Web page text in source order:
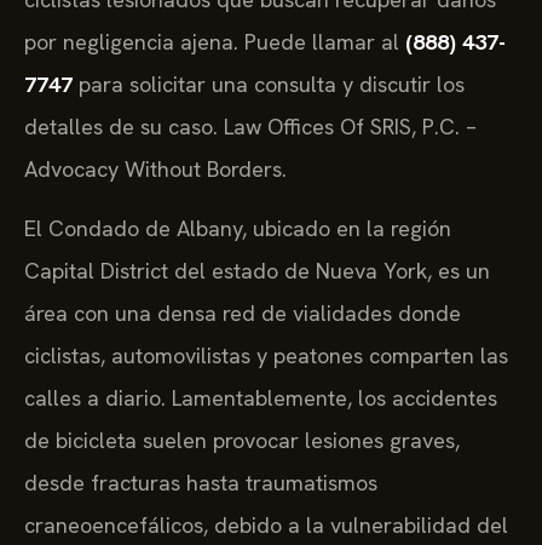
por negligencia ajena. Puede llamar al (888) 437-
7747 para solicitar una consulta y discutir los
detalles de su caso. Law Offices Of SRIS, P.C. –
Advocacy Without Borders.
El Condado de Albany, ubicado en la región
Capital District del estado de Nueva York, es un
área con una densa red de vialidades donde
ciclistas, automovilistas y peatones comparten las
calles a diario. Lamentablemente, los accidentes
de bicicleta suelen provocar lesiones graves,
desde fracturas hasta traumatismos
craneoencefálicos, debido a la vulnerabilidad del